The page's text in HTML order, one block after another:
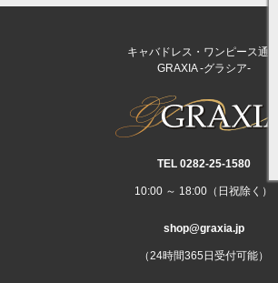
キャバドレス・ワンピース通販
GRAXIA -グラシア-
TEL 0282‐25‐1580
10:00 ～ 18:00（日祝除く）
shop@graxia.jp
（24時間365日受付可能）